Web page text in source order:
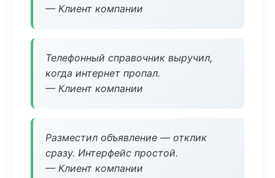
— Клиент компании
Телефонный справочник выручил,
когда интернет пропал.
— Клиент компании
Разместил объявление — отклик
сразу. Интерфейс простой.
— Клиент компании